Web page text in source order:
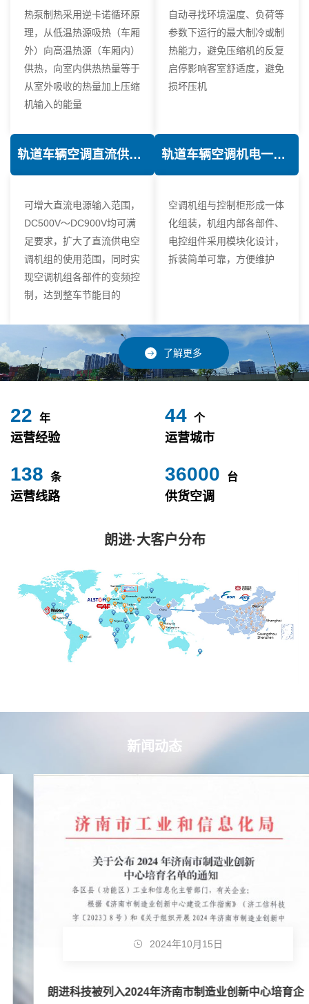
热泵制热采用逆卡诺循环原
理，从低温热源吸热（车厢
外）向高温热源（车厢内）
供热，向室内供热热量等于
从室外吸收的热量加上压缩
机输入的能量
自动寻找环境温度、负荷等
参数下运行的最大制冷或制
热能力，避免压缩机的反复
启停影响客室舒适度，避免
损坏压机
轨道车辆空调直流供电技术
可增大直流电源输入范围，
DC500V～DC900V均可满
足要求，扩大了直流供电空
调机组的使用范围，同时实
现空调机组各部件的变频控
制，达到整车节能目的
轨道车辆空调机电一体化技术
空调机组与控制柜形成一体
化组装，机组内部各部件、
电控组件采用模块化设计，
拆装简单可靠，方便维护
了解更多
24 年
运营经验
49 个
运营城市
153 条
运营线路
40000 台
供货空调
朗进·大客户分布
新闻动态
2024年10月15日
朗进科技被列入2024年济南市制造业创新中心培育企